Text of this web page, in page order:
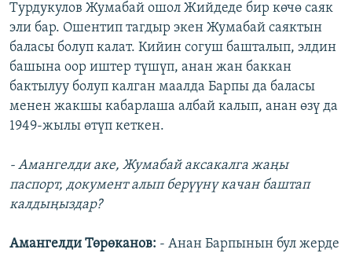
Турдукулов Жумабай ошол Жийдеде бир көчө саяк
эли бар. Ошентип тагдыр экен Жумабай саяктын
баласы болуп калат. Кийин согуш башталып, элдин
башына оор иштер түшүп, анан жан баккан
бактылуу болуп калган маалда Барпы да баласы
менен жакшы кабарлаша албай калып, анан өзү да
1949-жылы өтүп кеткен.
- Амангелди аке, Жумабай аксакалга жаңы
паспорт, документ алып берүүнү качан баштап
калдыңыздар?
Амангелди Төрөканов: - Анан Барпынын бул жерде